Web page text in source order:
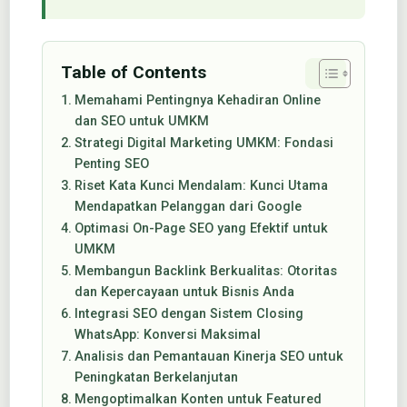
Table of Contents
Memahami Pentingnya Kehadiran Online
dan SEO untuk UMKM
Strategi Digital Marketing UMKM: Fondasi
Penting SEO
Riset Kata Kunci Mendalam: Kunci Utama
Mendapatkan Pelanggan dari Google
Optimasi On-Page SEO yang Efektif untuk
UMKM
Membangun Backlink Berkualitas: Otoritas
dan Kepercayaan untuk Bisnis Anda
Integrasi SEO dengan Sistem Closing
WhatsApp: Konversi Maksimal
Analisis dan Pemantauan Kinerja SEO untuk
Peningkatan Berkelanjutan
Mengoptimalkan Konten untuk Featured